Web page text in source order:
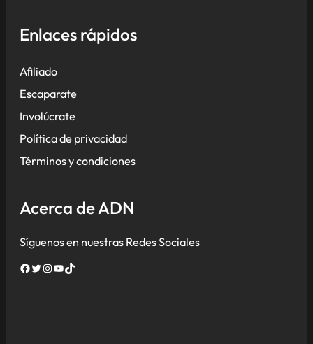
Enlaces rápidos
Afiliado
Escaparate
Involúcrate
Política de privacidad
Términos y condiciones
Acerca de ADN
Síguenos en nuestras Redes Sociales
Facebook
Twitter
Instagram
YouTube
TikTok